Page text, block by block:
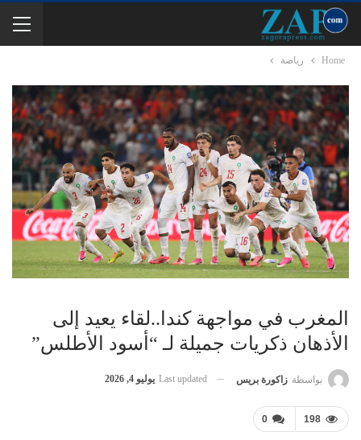
Home رياضة
المغرب في مواجهة كندا..لقاء يعيد إلى
الأذهان ذكريات جميلة لـ “أسود الأطلس”
بواسطة زاكورة بريس Last updated يوليو 4, 2026
0 198